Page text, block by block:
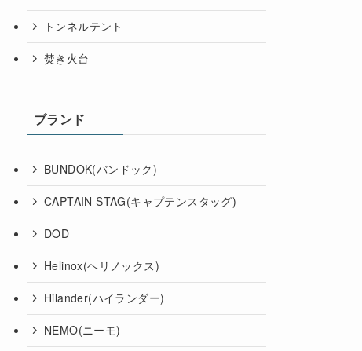
トンネルテント
焚き火台
ブランド
BUNDOK(バンドック)
CAPTAIN STAG(キャプテンスタッグ)
DOD
Helinox(ヘリノックス)
Hilander(ハイランダー)
NEMO(ニーモ)